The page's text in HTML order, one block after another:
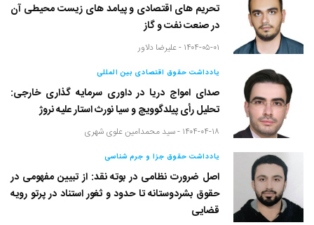
تحریم های اقتصادی و پیامد های زیست محیطی آن
در صنعت نفت و گاز
۱۴۰۴-۰۵-۰۱ - علیرضا دلاور
یادداشت حقوق اقتصادی بین المللی
صدای امواج دریا در داوری سرمایه گذاری خارجی:
تحلیل رأی پیلدگوویچ و سیا نورث استار علیه نروژ
۱۴۰۴-۰۴-۱۸ - سید محمدامین علوی شهری
یادداشت حقوق جزا و جرم شناسی
اصل ضرورت نظامی در بوته نقد: از تبیین مفهومی در
حقوق بشردوستانه تا حدود و ثغور استناد در پرتو رویه
قضایی